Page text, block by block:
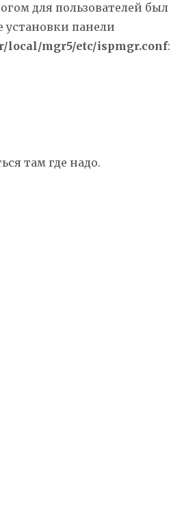
для пользователей был
установки панели
local/mgr5/etc/ispmgr.conf:
там где надо.